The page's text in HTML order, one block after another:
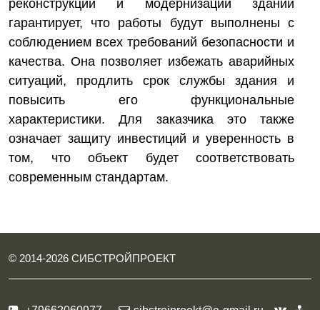
реконструкции и модернизации зданий
гарантирует, что работы будут выполнены с
соблюдением всех требований безопасности и
качества. Она позволяет избежать аварийных
ситуаций, продлить срок службы здания и
повысить его функциональные
характеристики. Для заказчика это также
означает защиту инвестиций и уверенность в
том, что объект будет соответствовать
современным стандартам.
© 2014-2026 СИБСТРОЙПРОЕКТ